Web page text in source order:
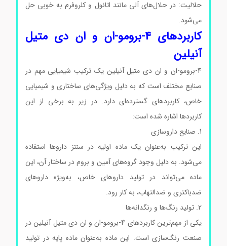
حلالیت: در حلال‌های آلی مانند اتانول و کلروفرم به خوبی حل
می‌شود.
کاربردهای 4-برومو-ان و ان دی متیل
آنیلین
4-برومو-ان و ان دی متیل آنیلین یک ترکیب شیمیایی مهم در
صنایع مختلف است که به دلیل ویژگی‌های ساختاری و شیمیایی
خاص، کاربردهای گسترده‌ای دارد. در زیر به برخی از این
کاربردها اشاره شده است:
این ترکیب به‌عنوان یک ماده اولیه در سنتز داروها استفاده
می‌شود. به دلیل وجود گروه‌های آمین و بروم در ساختار آن، این
ماده می‌تواند در تولید داروهای خاص، به‌ویژه داروهای
ضدباکتری و ضدالتهاب، به کار رود.
یکی از مهم‌ترین کاربردهای 4-برومو-ان و ان دی متیل آنیلین در
صنعت رنگ‌سازی است. این ماده به‌عنوان ماده پایه در تولید